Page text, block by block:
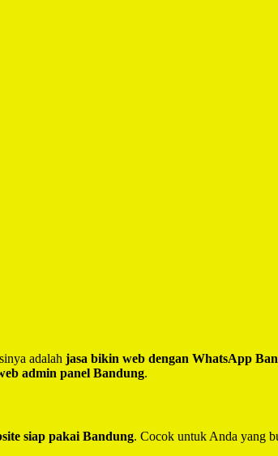
adalah jasa bikin web dengan WhatsApp
admin panel Bandung.
siap pakai Bandung. Cocok untuk Anda yang